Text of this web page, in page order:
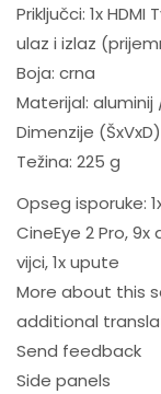
Priključci: 1x
ulaz i izlaz
Boja: crna
Materijal:
Dimenzije
Težina: 225 g
Opseg isporuke:
CineEye 2 Pro, 9x
vijci, 1x upute
More about this
additional
Send feedback
Side panels